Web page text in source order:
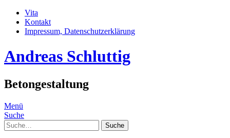
Vita
Kontakt
Impressum, Datenschutzerklärung
Andreas Schluttig
Betongestaltung
Menü
Suche
Suche